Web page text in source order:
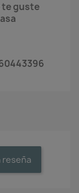
te guste
reseña